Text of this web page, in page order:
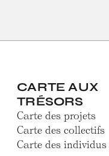
CARTE AUX
TRÉSORS
Carte des projets
Carte des collectifs
Carte des individus